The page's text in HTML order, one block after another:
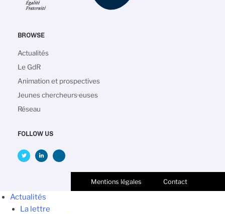
BROWSE
Navigation
principale
Actualités
Le GdR
Animation et prospectives
Jeunes chercheurs·euses
Réseau
FOLLOW US
Mentions légales Contact
Actualités
La lettre